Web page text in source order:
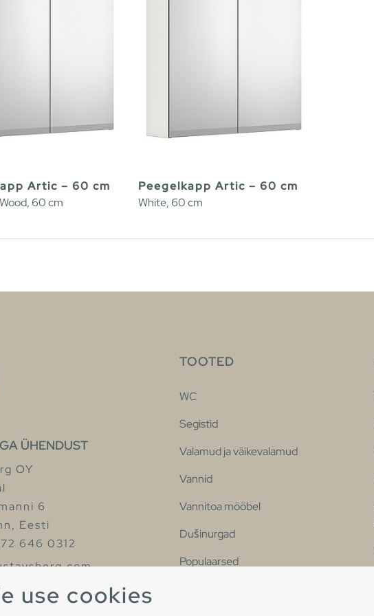
use cookies
Artic – 60 cm
60 cm
Peegelkapp Artic – 60 cm
White, 60 cm
ÜHENDUST
OY
6
Eesti
646 0312
TOOTED
WC
Segistid
Valamud ja väikevalamud
Vannid
Vannitoa mööbel
Dušinurgad
Populaarsed